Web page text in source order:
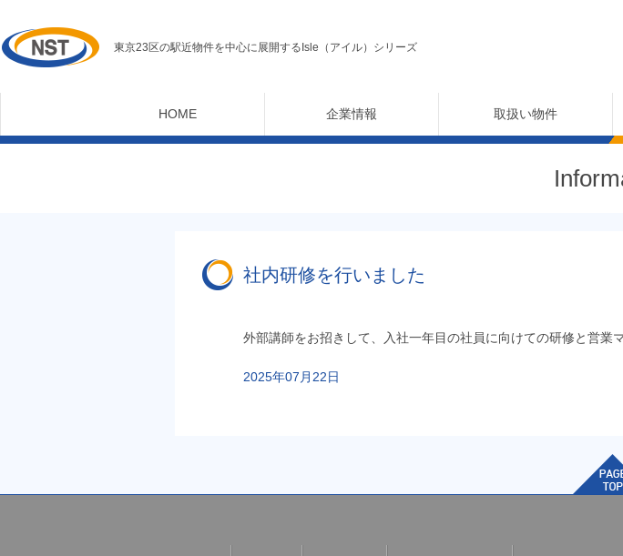
東京23区の駅近物件を中心に展開するIsle（アイル）シリーズ
HOME 企業情報 取扱い物件
社内研修を行いました
外部講師をお招きして、入社一年目の社員に向けての研修と営業
2025年07月22日